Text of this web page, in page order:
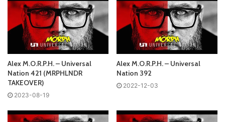
Запись выпусков
Слушай и добавляй плейлист VK:
Tracklist:
No playlist
Alex M.O.R.P.H. – Universal
Nation 421 (MRPHLNDR
TAKEOVER)
2023-08-19
Alex M.O.R.P.H. – Universal
Nation 392
2022-12-03